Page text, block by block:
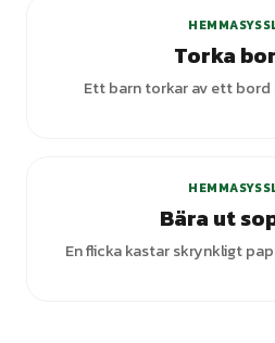
Torka
Ett barn torkar av ett bord
Bära ut
En flicka kastar skrynkligt